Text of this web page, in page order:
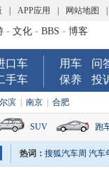
APP应用 网站地图
- 文化 - BBS - 博客
口车
手车
用车
问
保养
投
滨 南京 合肥
SUV 跑
热词： 搜狐汽车周 汽车